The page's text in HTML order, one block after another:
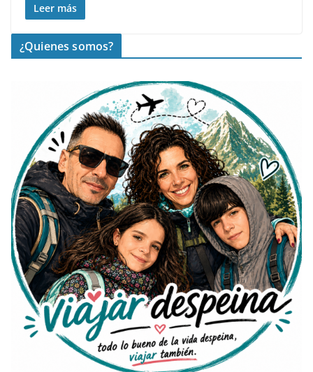
Leer más
¿Quienes somos?